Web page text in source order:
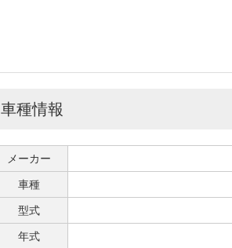
車種情報
メーカー
車種
型式
年式